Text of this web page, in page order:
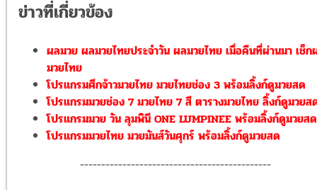
ข่าวที่เกี่ยวข้อง
ผลมวย ผลมวยไทยประจำวัน ผลมวยไทย เมื่อคืนที่ผ่านมา เช็ก
มวยไทย
โปรแกรมศึกจ้าวมวยไทย มวยไทยช่อง 3 พร้อมลิ้งก์ดูมวยสด
โปรแกรมมวยช่อง 7 มวยไทย 7 สี ตารางมวยไทย ลิ้งก์ดูมวยส
โปรแกรมมวย วัน ลุมพินี ONE LUMPINEE พร้อมลิ้งก์ดูมวยสด
โปรแกรมมวยไทย มวยมันส์วันศุกร์ พร้อมลิ้งก์ดูมวยสด
---------------------------------------------